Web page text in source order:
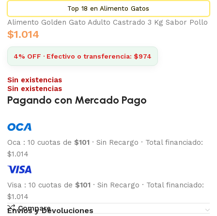
Top 18 en Alimento Gatos
Alimento Golden Gato Adulto Castrado 3 Kg Sabor Pollo
$1.014
4% OFF · Efectivo o transferencia: $974
Sin existencias
Sin existencias
Pagando con Mercado Pago
Oca : 10 cuotas de $101 · Sin Recargo · Total financiado:
$1.014
Visa : 10 cuotas de $101 · Sin Recargo · Total financiado:
$1.014
Compare
Envíos y Devoluciones